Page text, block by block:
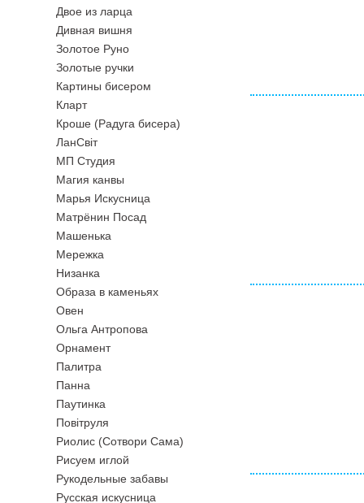
Двое из ларца
Дивная вишня
Золотое Руно
Золотые ручки
Картины бисером
Кларт
Кроше (Радуга бисера)
ЛанСвiт
МП Студия
Магия канвы
Марья Искусница
Матрёнин Посад
Машенька
Мережка
Низанка
Образа в каменьях
Овен
Ольга Антропова
Орнамент
Палитра
Панна
Паутинка
Повiтруля
Риолис (Сотвори Сама)
Рисуем иглой
Рукодельные забавы
Русская искусница